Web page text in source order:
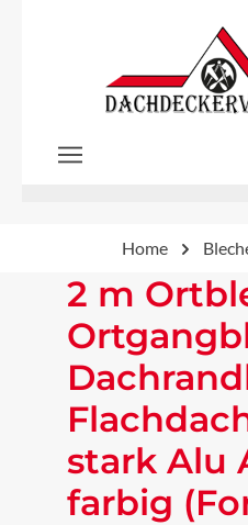
Zum Hauptinhalt springen
Home
2 m
stark Alu
farbig